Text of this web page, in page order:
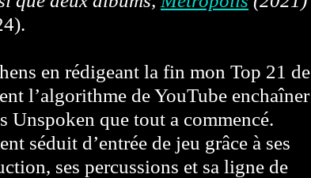
en rédigeant la fin mon Top 21 de
l’algorithme de YouTube enchaîner
Unspoken que tout a commencé.
séduit d’entrée de jeu grâce à ses
ses percussions et sa ligne de